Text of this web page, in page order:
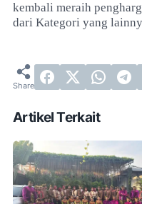
kembali meraih
dari Kategori yang
Artikel Terkait